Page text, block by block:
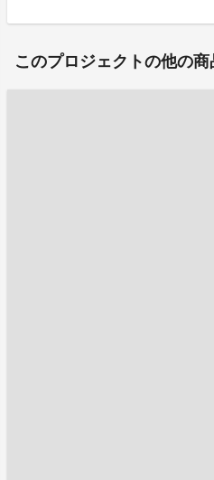
このプロジェクトの他の商